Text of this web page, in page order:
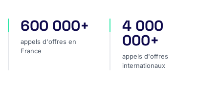
appels d'offres en France
600 000+
appels d'offres en
France
appels d'offres
4 000
000+
appels d'offres
internationaux